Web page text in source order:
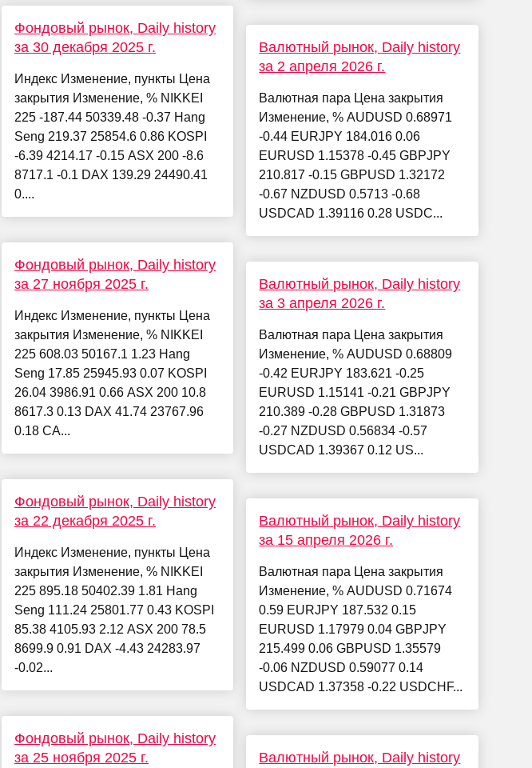
Фондовый рынок, Daily history
за 30 декабря 2025 г.
Индекс Изменение, пункты Цена
закрытия Изменение, % NIKKEI
225 -187.44 50339.48 -0.37 Hang
Seng 219.37 25854.6 0.86 KOSPI
-6.39 4214.17 -0.15 ASX 200 -8.6
8717.1 -0.1 DAX 139.29 24490.41
0....
Фондовый рынок, Daily history
за 27 ноября 2025 г.
Индекс Изменение, пункты Цена
закрытия Изменение, % NIKKEI
225 608.03 50167.1 1.23 Hang
Seng 17.85 25945.93 0.07 KOSPI
26.04 3986.91 0.66 ASX 200 10.8
8617.3 0.13 DAX 41.74 23767.96
0.18 CA...
Фондовый рынок, Daily history
за 22 декабря 2025 г.
Индекс Изменение, пункты Цена
закрытия Изменение, % NIKKEI
225 895.18 50402.39 1.81 Hang
Seng 111.24 25801.77 0.43 KOSPI
85.38 4105.93 2.12 ASX 200 78.5
8699.9 0.91 DAX -4.43 24283.97
-0.02...
Фондовый рынок, Daily history
за 25 ноября 2025 г.
Валютный рынок, Daily history
за 2 апреля 2026 г.
Валютная пара Цена закрытия
Изменение, % AUDUSD 0.68971
-0.44 EURJPY 184.016 0.06
EURUSD 1.15378 -0.45 GBPJPY
210.817 -0.15 GBPUSD 1.32172
-0.67 NZDUSD 0.5713 -0.68
USDCAD 1.39116 0.28 USDC...
Валютный рынок, Daily history
за 3 апреля 2026 г.
Валютная пара Цена закрытия
Изменение, % AUDUSD 0.68809
-0.42 EURJPY 183.621 -0.25
EURUSD 1.15141 -0.21 GBPJPY
210.389 -0.28 GBPUSD 1.31873
-0.27 NZDUSD 0.56834 -0.57
USDCAD 1.39367 0.12 US...
Валютный рынок, Daily history
за 15 апреля 2026 г.
Валютная пара Цена закрытия
Изменение, % AUDUSD 0.71674
0.59 EURJPY 187.532 0.15
EURUSD 1.17979 0.04 GBPJPY
215.499 0.06 GBPUSD 1.35579
-0.06 NZDUSD 0.59077 0.14
USDCAD 1.37358 -0.22 USDCHF...
Валютный рынок, Daily history